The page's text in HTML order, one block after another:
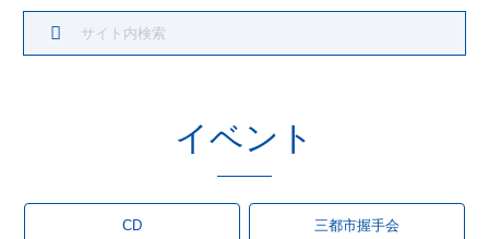
イベント
CD 三都市握手会